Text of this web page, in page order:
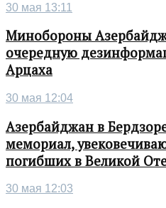
30 мая 13:11
Минобороны
очередную
Арцаха
30 мая 12:04
Азербайджан в
мемориал,
погибших в Великой
30 мая 12:03